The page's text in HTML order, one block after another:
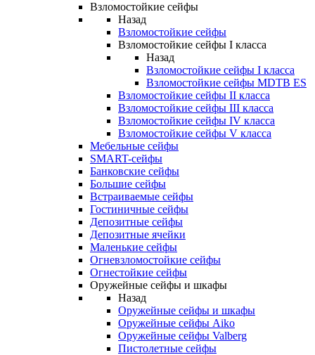
Взломостойкие сейфы
Назад
Взломостойкие сейфы
Взломостойкие сейфы I класса
Назад
Взломостойкие сейфы I класса
Взломостойкие сейфы MDTB ES
Взломостойкие сейфы II класса
Взломостойкие сейфы III класса
Взломостойкие сейфы IV класса
Взломостойкие сейфы V класса
Мебельные сейфы
SMART-сейфы
Банковские сейфы
Большие сейфы
Встраиваемые сейфы
Гостиничные сейфы
Депозитные сейфы
Депозитные ячейки
Маленькие сейфы
Огневзломостойкие сейфы
Огнестойкие сейфы
Оружейные сейфы и шкафы
Назад
Оружейные сейфы и шкафы
Оружейные сейфы Aiko
Оружейные сейфы Valberg
Пистолетные сейфы